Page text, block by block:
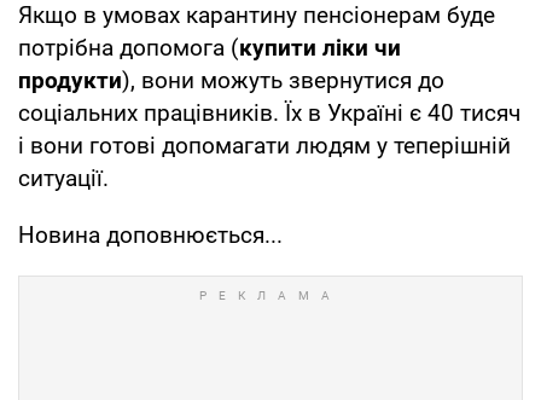
Якщо в умовах карантину пенсіонерам буде
потрібна допомога (купити ліки чи
продукти), вони можуть звернутися до
соціальних працівників. Їх в Україні є 40 тисяч
і вони готові допомагати людям у теперішній
ситуації.
Новина доповнюється...